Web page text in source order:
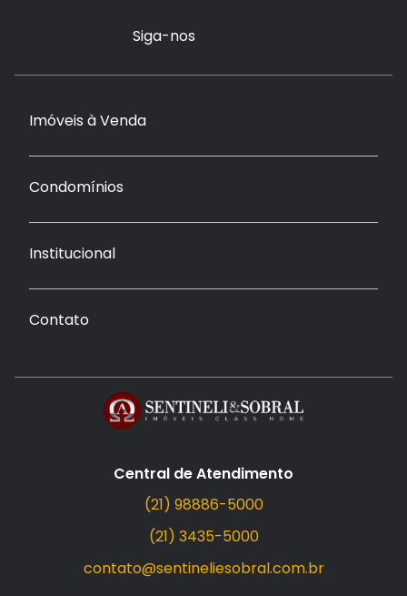
Siga-nos
Imóveis à Venda
Condomínios
Institucional
Contato
Central de Atendimento
(21) 98886-5000
(21) 3435-5000
contato@sentineliesobral.com.br